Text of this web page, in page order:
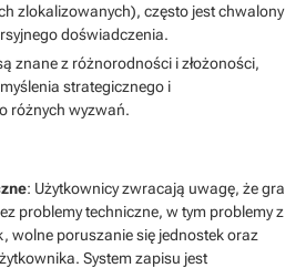
zlokalizowanych), często jest chwalony
doświadczenia.
znane z różnorodności i złożoności,
strategicznego i
różnych wyzwań.
: Użytkownicy zwracają uwagę, że gra
problemy techniczne, w tym problemy z
wolne poruszanie się jednostek oraz
System zapisu jest